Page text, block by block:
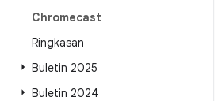
Chromecast
Ringkasan
Buletin 2025
Buletin 2024